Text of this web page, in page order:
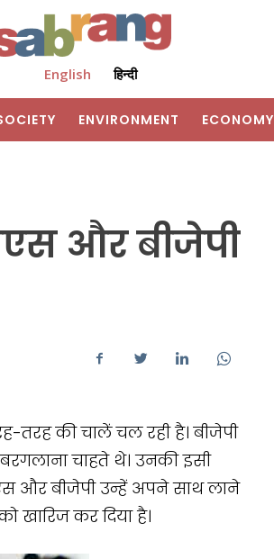
English हिन्दी
ENVIRONMENT ECONOMY
और बीजेपी
तरह की चालें चल रही है। बीजेपी
चाहते थे। उनकी इसी
और बीजेपी उन्हें अपने साथ लाने
खारिज कर दिया है।